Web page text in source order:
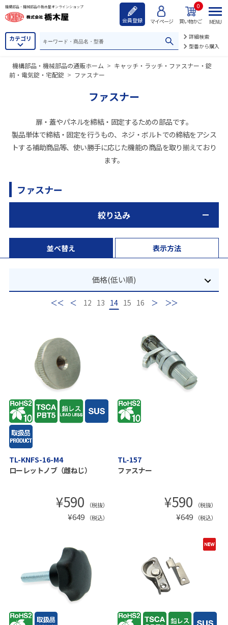
機構部品・機械部品の栃木屋オンラインショップ
会員登録 マイページ 買い物かご
0
カテゴリ
詳細検索
型番から購入
MENU
機構部品・機械部品の通販ホーム > キャッチ・ラッチ・ファスナー・錠
前・電気錠・宅配錠 > ファスナー
ファスナー
扉・蓋やパネルを締結・固定するための部品です。
製品単体で締結・固定を行うもの、ネジ・ボルトでの締結をアシス
トする補助商品等、使い勝手に応じた機能の商品を取り揃えており
ます。
ファスナー
絞り込み
並べ替え 表示方法
価格(低い順)
前 12 13 14 15 16 次 最後
TL-KNFS-16-M4
ローレットノブ（雌ねじ）
¥590 （税抜）
¥649 （税込）
TL-157
ファスナー
¥590 （税抜）
¥649 （税込）